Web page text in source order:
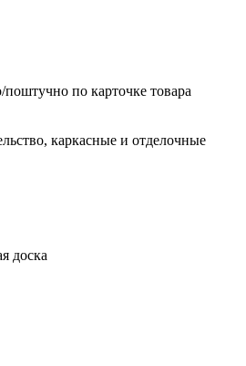
по карточке товара
каркасные и отделочные
доска